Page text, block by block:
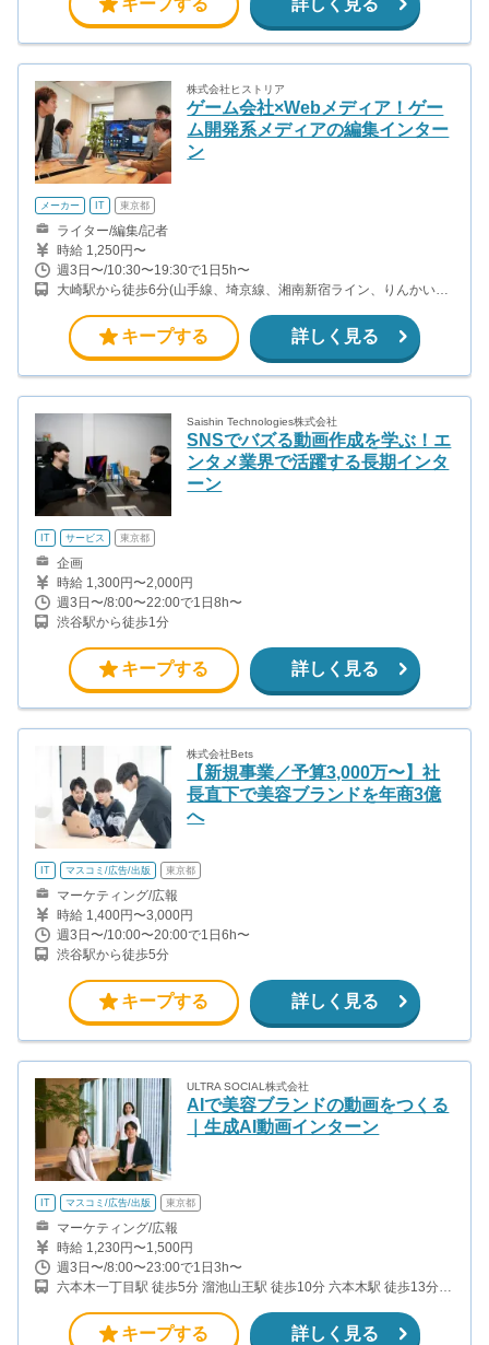
株式会社ヒストリア
ゲーム会社×Webメディア！ゲー
ム開発系メディアの編集インター
ン
メーカー IT 東京都
ライター/編集/記者
時給 1,250円〜
週3日〜/10:30〜19:30で1日5h〜
大崎駅から徒歩6分(山手線、埼京線、湘南新宿ライン、りんかい線)
路駅から徒歩2分(東急池上線)
キープする 詳しく見る
Saishin Technologies株式会社
SNSでバズる動画作成を学ぶ！エ
ンタメ業界で活躍する長期インタ
ーン
IT サービス 東京都
企画
時給 1,300円〜2,000円
週3日〜/8:00〜22:00で1日8h〜
渋谷駅から徒歩1分
キープする 詳しく見る
株式会社Bets
【新規事業／予算3,000万〜】社
長直下で美容ブランドを年商3億
へ
IT マスコミ/広告/出版 東京都
マーケティング/広報
時給 1,400円〜3,000円
週3日〜/10:00〜20:00で1日6h〜
渋谷駅から徒歩5分
キープする 詳しく見る
ULTRA SOCIAL株式会社
AIで美容ブランドの動画をつくる
｜生成AI動画インターン
IT マスコミ/広告/出版 東京都
マーケティング/広報
時給 1,230円〜1,500円
週3日〜/8:00〜23:00で1日3h〜
六本木一丁目駅 徒歩5分 溜池山王駅 徒歩10分 六本木駅 徒歩13分
キープする 詳しく見る